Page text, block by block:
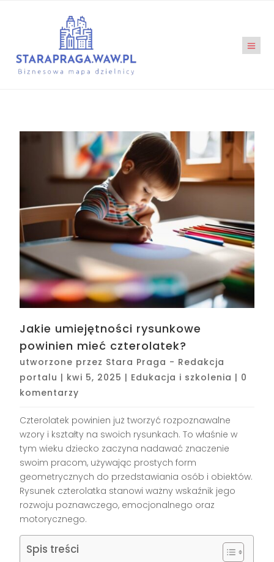
Jakie umiejętności rysunkowe
powinien mieć czterolatek?
utworzone przez Stara Praga - Redakcja
portalu | kwi 5, 2025 | Edukacja i szkolenia | 0
komentarzy
Czterolatek powinien już tworzyć rozpoznawalne
wzory i kształty na swoich rysunkach. To właśnie w
tym wieku dziecko zaczyna nadawać znaczenie
swoim pracom, używając prostych form
geometrycznych do przedstawiania osób i obiektów.
Rysunek czterolatka stanowi ważny wskaźnik jego
rozwoju poznawczego, emocjonalnego oraz
motorycznego.
Spis treści